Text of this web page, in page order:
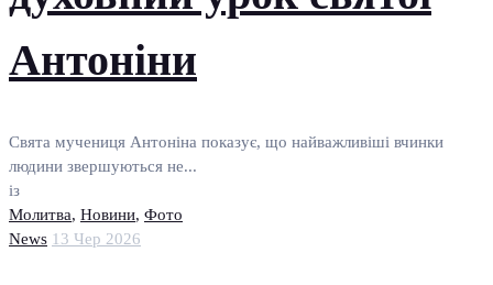
Антоніни
Свята мучениця Антоніна показує, що найважливіші вчинки
людини звершуються не...
із
Молитва, Новини, Фото
News 13 Чер 2026